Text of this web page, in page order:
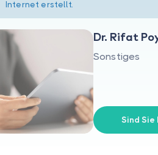
Internet erstellt.
Dr. Rifat
Sonstiges
Sind Sie